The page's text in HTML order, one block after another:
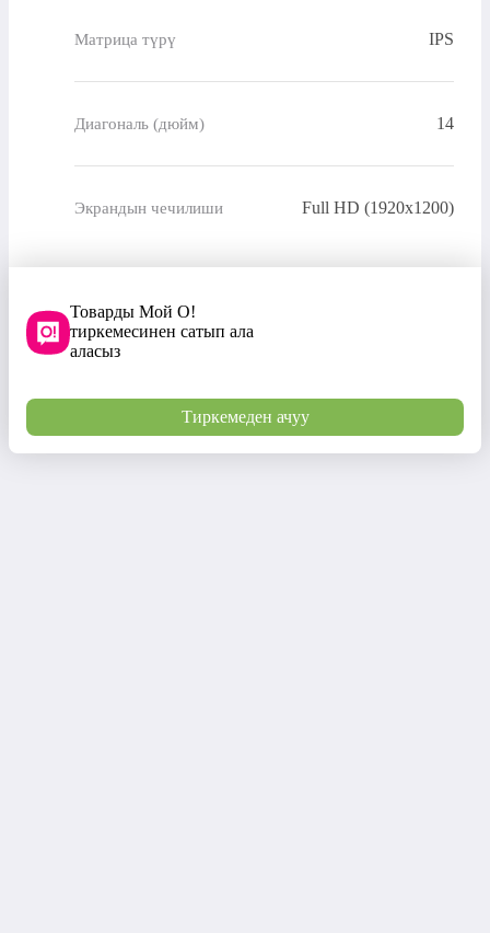
Матрица түрү IPS
Диагональ (дюйм) 14
Экрандын чечилиши Full HD (1920х1200)
Товарды Мой О!
тиркемесинен сатып ала
аласыз
Тиркемеден ачуу